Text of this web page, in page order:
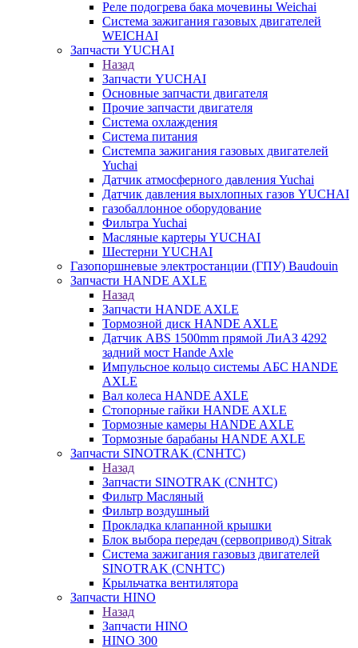
Реле подогрева бака мочевины Weichai
Система зажигания газовых двигателей
WEICHAI
Запчасти YUCHAI
Назад
Запчасти YUCHAI
Основные запчасти двигателя
Прочие запчасти двигателя
Система охлаждения
Система питания
Системпа зажигания газовых двигателей
Yuchai
Датчик атмосферного давления Yuchai
Датчик давления выхлопных газов YUCHAI
газобаллонное оборудование
Фильтра Yuchai
Масляные картеры YUCHAI
Шестерни YUCHAI
Газопоршневые электростанции (ГПУ) Baudouin
Запчасти HANDE AXLE
Назад
Запчасти HANDE AXLE
Тормозной диск HANDE AXLE
Датчик ABS 1500mm прямой ЛиАЗ 4292
задний мост Hande Axle
Импульсное кольцо системы АБС HANDE
AXLE
Вал колеса HANDE AXLE
Стопорные гайки HANDE AXLE
Тормозные камеры HANDE AXLE
Тормозные барабаны HANDE AXLE
Запчасти SINOTRAK (CNHTC)
Назад
Запчасти SINOTRAK (CNHTC)
Фильтр Масляный
Фильтр воздушный
Прокладка клапанной крышки
Блок выбора передач (сервопривод) Sitrak
Система зажигания газовыз двигателей
SINOTRAK (CNHTC)
Крыльчатка вентилятора
Запчасти HINO
Назад
Запчасти HINO
HINO 300